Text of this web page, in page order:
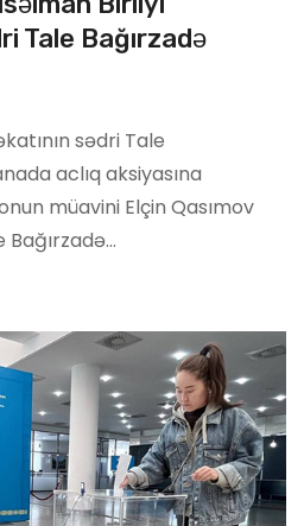
Tale Bağırzadə
sədri Tale
aclıq aksiyasına
müavini Elçin Qasımov
Bağırzadə…